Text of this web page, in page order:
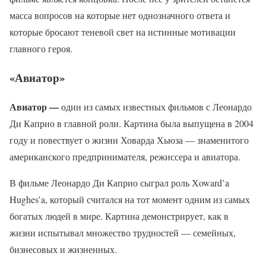
масса вопросов на которые нет однозначного ответа и
которые бросают теневой свет на истинные мотивации
главного героя.
«Авиатор»
Авиатор —один из самых известных фильмов с Леонардо
Ди Каприо в главной роли. Картина была выпущена в 2004
году и повествует о жизни Ховарда Хьюза — знаменитого
американского предпринимателя, режиссера и авиатора.
В фильме Леонардо Ди Каприо сыграл роль Хoward’a
Hughes’a, который считался на тот момент одним из самых
богатых людей в мире. Картина демонстрирует, как в
жизни испытывал множество трудностей — семейных,
бизнесовых и жизненных.